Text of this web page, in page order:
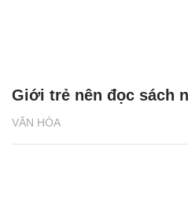
VĂN HÓA
Giới trẻ nên đọc sách